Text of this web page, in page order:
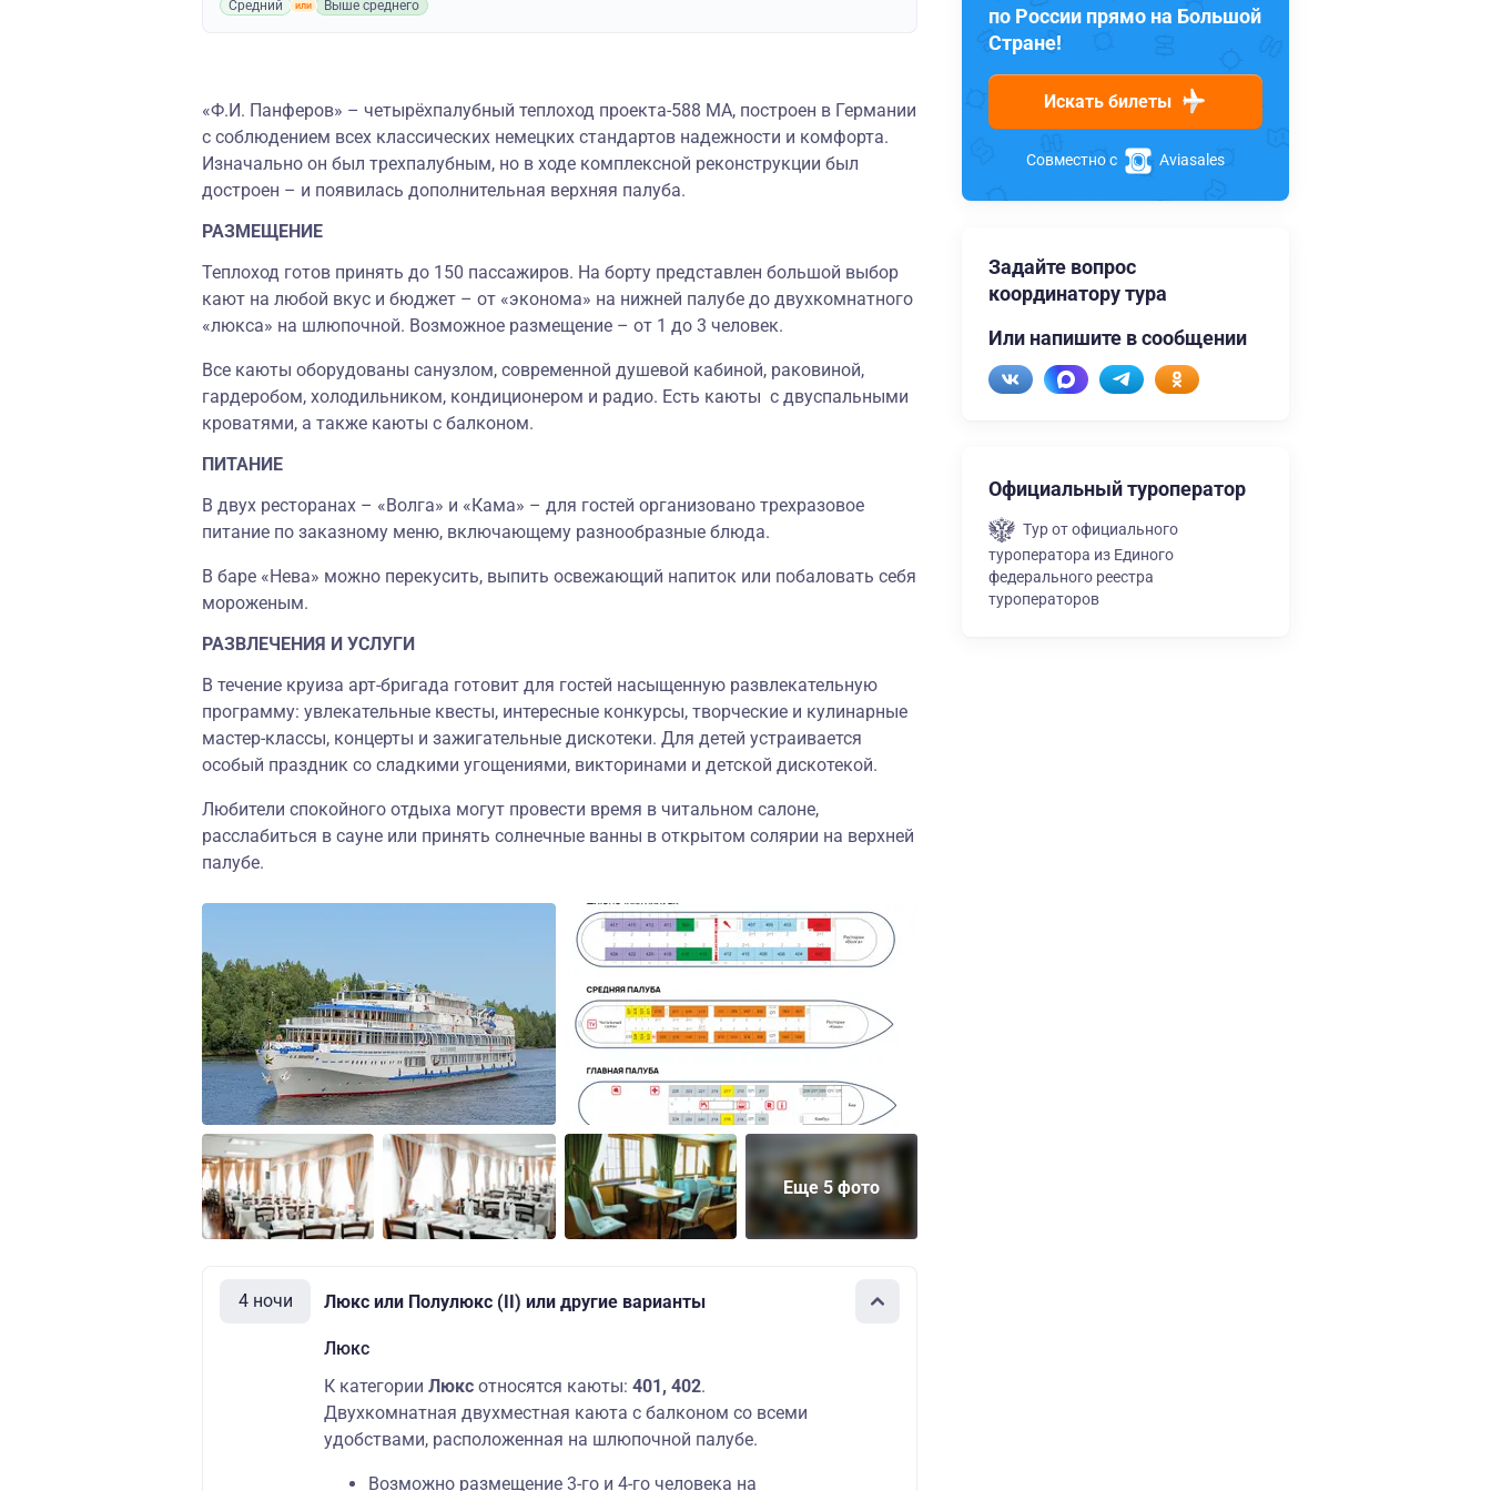
Средний Выше среднего
«Ф.И. Панферов» – четырёхпалубный теплоход проекта-588 МА, построен в Германии
с соблюдением всех классических немецких стандартов надежности и комфорта.
Изначально он был трехпалубным, но в ходе комплексной реконструкции был
достроен – и появилась дополнительная верхняя палуба.
РАЗМЕЩЕНИЕ
Теплоход готов принять до 150 пассажиров. На борту представлен большой выбор
кают на любой вкус и бюджет – от «эконома» на нижней палубе до двухкомнатного
«люкса» на шлюпочной. Возможное размещение – от 1 до 3 человек.
Все каюты оборудованы санузлом, современной душевой кабиной, раковиной,
гардеробом, холодильником, кондиционером и радио. Есть каюты с двуспальными
кроватями, а также каюты с балконом.
ПИТАНИЕ
В двух ресторанах – «Волга» и «Кама» – для гостей организовано трехразовое
питание по заказному меню, включающему разнообразные блюда.
В баре «Нева» можно перекусить, выпить освежающий напиток или побаловать себя
мороженым.
РАЗВЛЕЧЕНИЯ И УСЛУГИ
В течение круиза арт-бригада готовит для гостей насыщенную развлекательную
программу: увлекательные квесты, интересные конкурсы, творческие и кулинарные
мастер-классы, концерты и зажигательные дискотеки. Для детей устраивается
особый праздник со сладкими угощениями, викторинами и детской дискотекой.
Любители спокойного отдыха могут провести время в читальном салоне,
расслабиться в сауне или принять солнечные ванны в открытом солярии на верхней
палубе.
Еще 5 фото
4 ночи Люкс или Полулюкс (II) или другие варианты
Люкс
К категории Люкс относятся каюты: 401, 402.
Двухкомнатная двухместная каюта с балконом со всеми
удобствами, расположенная на шлюпочной палубе.
Возможно размещение 3-го и 4-го человека на
по России прямо на Большой
Стране!
Искать билеты
Совместно с Aviasales
Задайте вопрос
координатору тура
Или напишите в сообщении
Официальный туроператор
Тур от официального
туроператора из Единого
федерального реестра
туроператоров